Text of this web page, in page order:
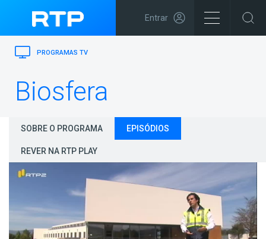
Entrar
PROGRAMAS TV
Biosfera
SOBRE O PROGRAMA EPISÓDIOS
REVER NA RTP PLAY